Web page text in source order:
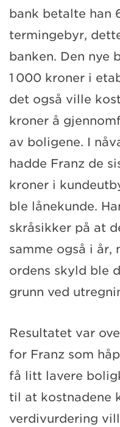
bank betalte han
termingebyr,
banken. Den nye
1 000 kroner i
det også ville
kroner å
av boligene. I
hadde Franz de
kroner i
ble lånekunde.
skråsikker på at
samme også i år,
ordens skyld ble
grunn ved
Resultatet var
for Franz som
få litt lavere
til at kostnadene
verdivurdering